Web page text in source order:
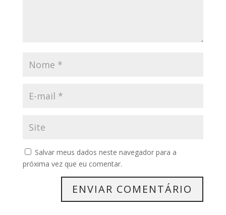
Salvar meus dados neste navegador para a
próxima vez que eu comentar.